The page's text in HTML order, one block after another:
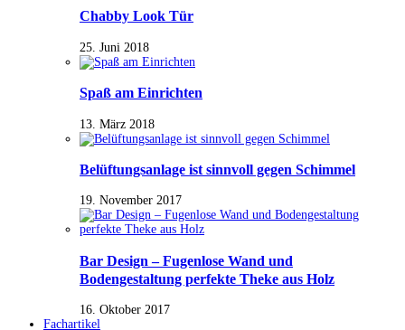
Chabby Look Tür
25. Juni 2018
Spaß am Einrichten
13. März 2018
Belüftungsanlage ist sinnvoll gegen Schimmel
19. November 2017
Bar Design – Fugenlose Wand und
Bodengestaltung perfekte Theke aus Holz
16. Oktober 2017
Fachartikel